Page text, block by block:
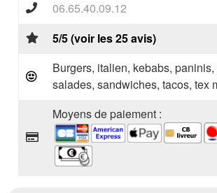
06.65.40.09.12
5/5 (voir les 25 avis)
Burgers, italien, kebabs, paninis,
salades, sandwiches, tacos, tex
Moyens de paiement :